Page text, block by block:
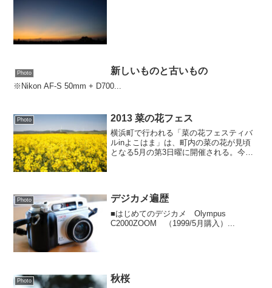
Photo 新しいものと古いもの
※Nikon AF-S 50mm + D700...
Photo 2013 菜の花フェス
横浜町で行われる「菜の花フェスティバ
ルinよこはま」は、町内の菜の花が見頃
となる5月の第3日曜に開催される。今年
Photo デジカメ遍歴
■はじめてのデジカメ Olympus
C2000ZOOM （1999/5月購入）...
Photo 秋桜